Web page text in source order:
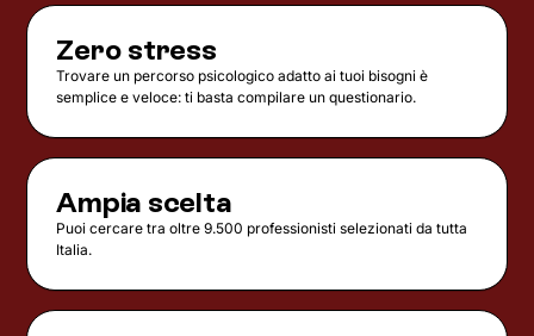
Zero stress
Trovare un percorso psicologico adatto ai tuoi bisogni è
semplice e veloce: ti basta compilare un questionario.
Ampia scelta
Puoi cercare tra oltre 9.500 professionisti selezionati da tutta
Italia.